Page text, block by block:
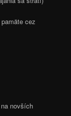
cez
novších